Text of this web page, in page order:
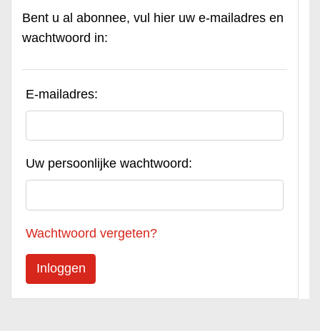
Bent u al abonnee, vul hier uw e-mailadres en
wachtwoord in:
E-mailadres:
Uw persoonlijke wachtwoord:
Wachtwoord vergeten?